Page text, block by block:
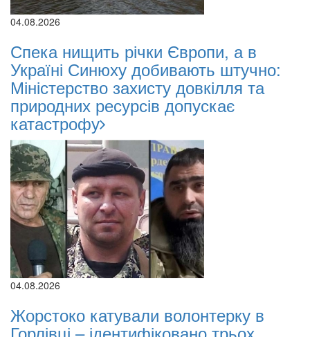
04.08.2026
Спека нищить річки Європи, а в
Україні Синюху добивають штучно:
Міністерство захисту довкілля та
природних ресурсів допускає
катастрофу
04.08.2026
Жорстоко катували волонтерку в